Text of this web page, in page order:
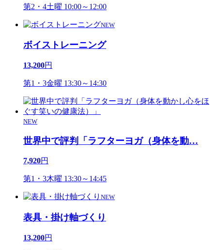
第2・4土曜 10:00～12:00
NEW
ボイストレーニング
13,200円
第1・3金曜 13:30～14:30
NEW
世界中で評判「ラフターヨガ（身体を動…
7,920円
第1・3木曜 13:30～14:45
NEW
表具・掛け軸づくり
13,200円